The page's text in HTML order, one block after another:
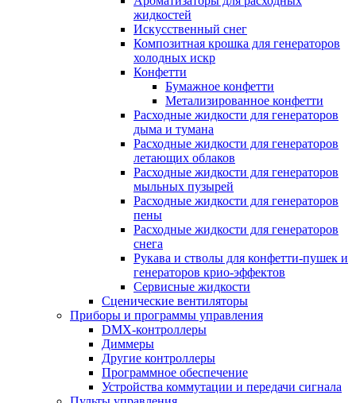
жидкостей
Искусственный снег
Композитная крошка для генераторов
холодных искр
Конфетти
Бумажное конфетти
Метализированное конфетти
Расходные жидкости для генераторов
дыма и тумана
Расходные жидкости для генераторов
летающих облаков
Расходные жидкости для генераторов
мыльных пузырей
Расходные жидкости для генераторов
пены
Расходные жидкости для генераторов
снега
Рукава и стволы для конфетти-пушек и
генераторов крио-эффектов
Сервисные жидкости
Сценические вентиляторы
Приборы и программы управления
DMX-контроллеры
Диммеры
Другие контроллеры
Программное обеспечение
Устройства коммутации и передачи сигнала